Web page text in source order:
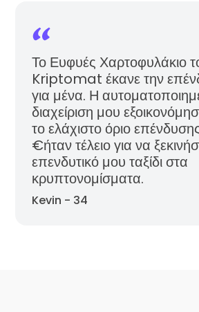
Το Ευφυές Χαρτοφυλάκιο
Kriptomat έκανε την
για μένα. Η
διαχείριση μου
το ελάχιστο όριο
€ήταν τέλειο για να
επενδυτικό μου ταξίδι στα
κρυπτονομίσματα.
Kevin - 34